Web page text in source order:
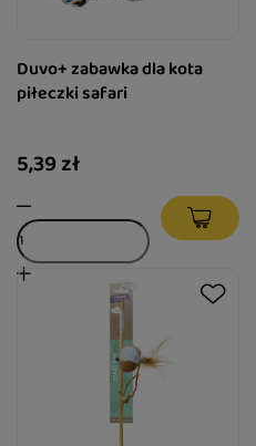
Duvo+ zabawka dla kota
piłeczki safari
5,39 zł